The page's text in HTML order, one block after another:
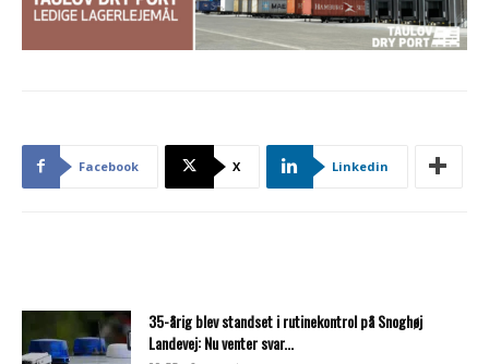
Facebook X Linkedin
35-årig blev standset i rutinekontrol på Snoghøj
Landevej: Nu venter svar...